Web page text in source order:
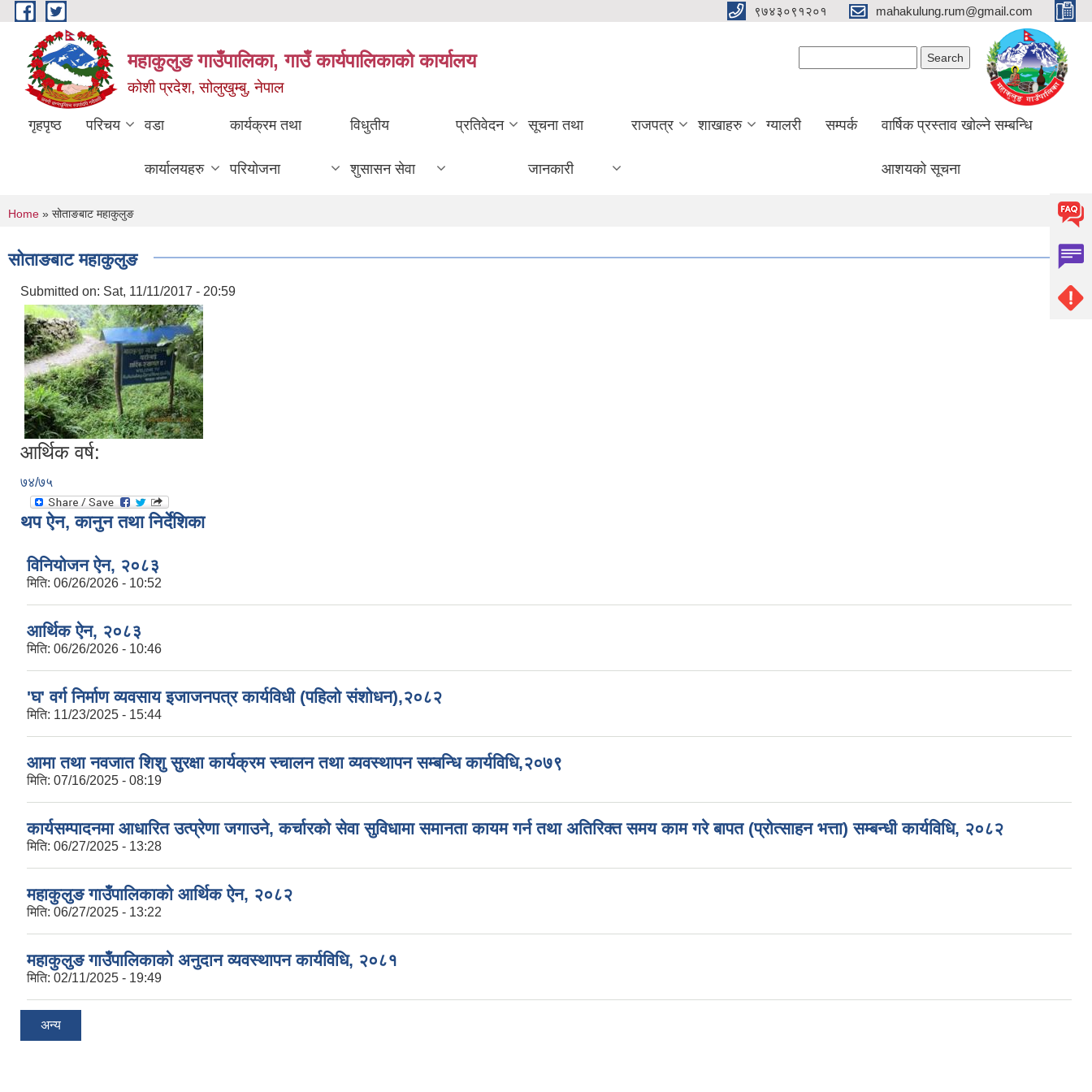
Skip to main content ९७४३०९१२०१ mahakulung.rum@gmail.com
महाकुलुङ गाउँपालिका, गाउँ कार्यपालिकाको कार्यालय
कोशी प्रदेश, सोलुखुम्बु, नेपाल
गृहपृष्ठ परिचय वडा
कार्यालयहरु
कार्यक्रम तथा
परियोजना
विधुतीय
शुसासन सेवा
प्रतिवेदन सूचना तथा
जानकारी
राजपत्र शाखाहरु ग्यालरी सम्पर्क वार्षिक प्रस्ताव खोल्ने सम्बन्धि
आशयको सूचना
You are here
Home » सोताङबाट महाकुलुङ
सोताङबाट महाकुलुङ
Submitted on: Sat, 11/11/2017 - 20:59
आर्थिक वर्ष:
७४/७५
थप ऐन, कानुन तथा निर्देशिका
विनियोजन ऐन, २०८३
मिति: 06/26/2026 - 10:52
आर्थिक ऐन, २०८३
मिति: 06/26/2026 - 10:46
'घ' वर्ग निर्माण व्यवसाय इजाजनपत्र कार्यविधी (पहिलो संशोधन),२०८२
मिति: 11/23/2025 - 15:44
आमा तथा नवजात शिशु सुरक्षा कार्यक्रम स्चालन तथा व्यवस्थापन सम्बन्धि कार्यविधि,२०७९
मिति: 07/16/2025 - 08:19
कार्यसम्पादनमा आधारित उत्प्रेणा जगाउने, कर्चारको सेवा सुविधामा समानता कायम गर्न तथा अतिरिक्त समय काम गरे बापत (प्रोत्साहन भत्ता) सम्बन्धी कार्यविधि, २०८२
मिति: 06/27/2025 - 13:28
महाकुलुङ गाउँपालिकाको आर्थिक ऐन, २०८२
मिति: 06/27/2025 - 13:22
महाकुलुङ गाउँपालिकाको अनुदान व्यवस्थापन कार्यविधि, २०८१
मिति: 02/11/2025 - 19:49
अन्य